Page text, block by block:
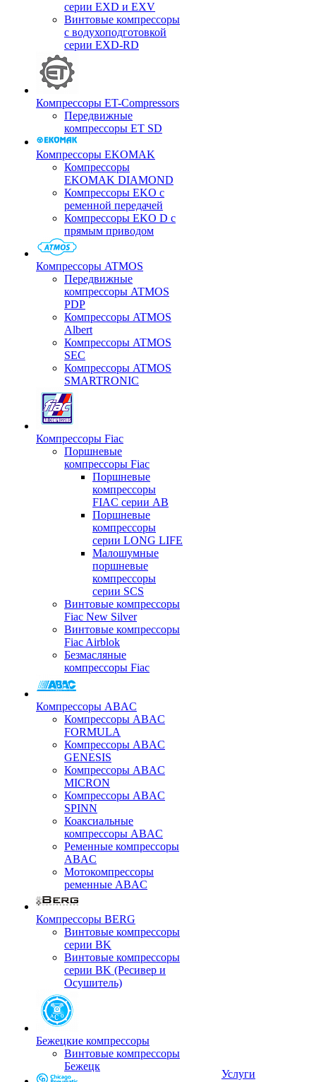
серии EXD и EXV
Винтовые компрессоры
с водухоподготовкой
серии EXD-RD
Компрессоры ET-Compressors
Передвижные
компрессоры ET SD
Компрессоры EKOMAK
Компрессоры
EKOMAK DIAMOND
Компрессоры EKO c
ременной передачей
Компрессоры EKO D с
прямым приводом
Компрессоры ATMOS
Передвижные
компрессоры ATMOS
PDP
Компрессоры ATMOS
Albert
Компрессоры ATMOS
SEC
Компрессоры ATMOS
SMARTRONIC
Компрессоры Fiac
Поршневые
компрессоры Fiac
Поршневые
компрессоры
FIAC серии AB
Поршневые
компрессоры
серии LONG LIFE
Малошумные
поршневые
компрессоры
серии SCS
Винтовые компрессоры
Fiac New Silver
Винтовые компрессоры
Fiac Airblok
Безмасляные
компрессоры Fiac
Компрессоры ABAC
Компрессоры ABAC
FORMULA
Компрессоры ABAC
GENESIS
Компрессоры ABAC
MICRON
Компрессоры ABAC
SPINN
Коаксиальные
компрессоры ABAC
Ременные компрессоры
ABAC
Мотокомпрессоры
ременные ABAC
Компрессоры BERG
Винтовые компрессоры
серии BK
Винтовые компрессоры
серии BK (Ресивер и
Осушитель)
Бежецкие компрессоры
Винтовые компрессоры
Бежецк
Услуги